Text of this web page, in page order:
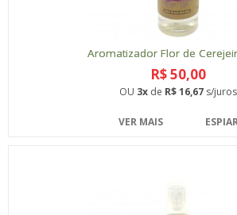
Aromatizador Flor de
R$ 50,00
OU 3x de R$ 16,67 s/juros
VER MAIS